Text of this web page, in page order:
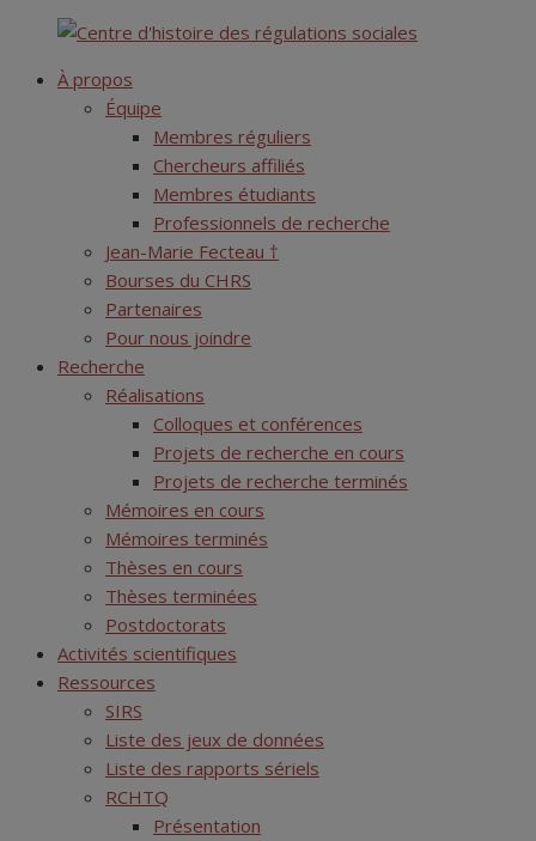
content
Centre d'histoire des régulations sociales
À propos
Équipe
Membres réguliers
Chercheurs affiliés
Membres étudiants
Professionnels de recherche
Jean-Marie Fecteau †
Bourses du CHRS
Partenaires
Pour nous joindre
Recherche
Réalisations
Colloques et conférences
Projets de recherche en cours
Projets de recherche terminés
Mémoires en cours
Mémoires terminés
Thèses en cours
Thèses terminées
Postdoctorats
Activités scientifiques
Ressources
SIRS
Liste des jeux de données
Liste des rapports sériels
RCHTQ
Présentation